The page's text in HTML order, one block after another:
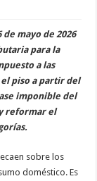
mayo de 2026
para la
a las
piso a partir del
imponible del
reformar el
sobre los
doméstico. Es